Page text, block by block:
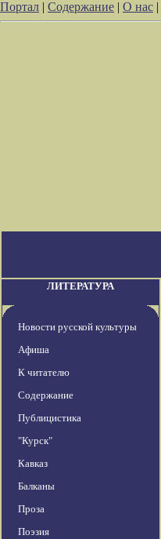
Портал | Содержание | О нас |
ЛИТЕРАТУРА
Новости русской культуры
Афиша
К читателю
Содержание
Публицистика
"Курск"
Кавказ
Балканы
Проза
Поэзия